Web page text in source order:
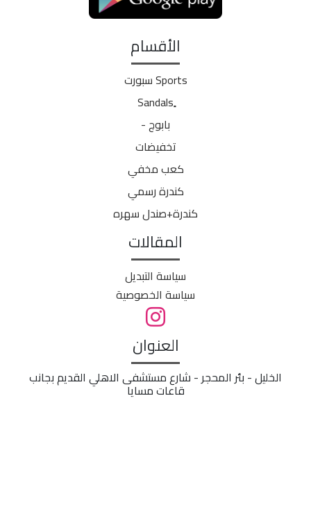
الأقسام
Sports سبورت
بابوج -
تخفيضات
كعب مخفي
كندرة رسمي
كندرة+صندل سهره
المقالات
سياسة التبديل
سياسة الخصوصية
العنوان
الخليل - بئر المحجر - شارع مستشفى الاهلي القديم بجانب
قاعات مسايا